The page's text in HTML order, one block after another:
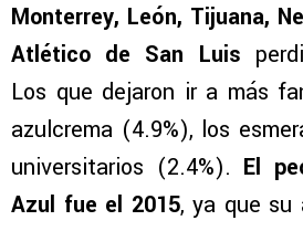
Monterrey, León, Tijuana,
Atlético de San Luis
Los que dejaron ir a más
azulcrema (4.9%), los
universitarios (2.4%). El
Azul fue el 2015, ya que su